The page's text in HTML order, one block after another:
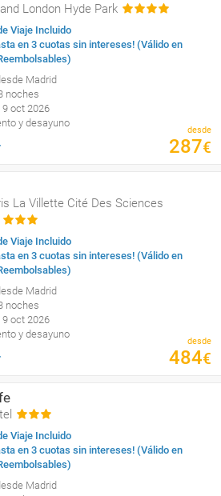
London Hyde Park
Viaje Incluido
en 3 cuotas sin intereses! (Válido en
Madrid
noches
9 oct 2026
y desayuno
desde
287€
La Villette Cité Des Sciences
Viaje Incluido
en 3 cuotas sin intereses! (Válido en
Madrid
noches
9 oct 2026
y desayuno
desde
484€
Viaje Incluido
en 3 cuotas sin intereses! (Válido en
Madrid